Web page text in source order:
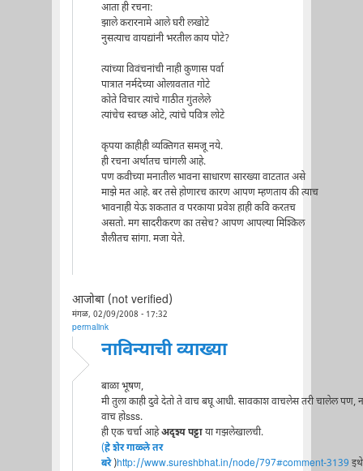
आता ही रचना:
झाले करारनामे आले घरी लखोटे
नुसत्याच वायद्यांनी भरतील काय पोटे?
त्यांच्या विवंचनांची नाही कुणास पर्वा
पात्रात नर्मदेच्या ओलावतात गोटे
कोते विचार त्यांचे गाठीत गुंतलेले
त्यांचेच स्वच्छ ओटे, त्यांचे पवित्र लोटे
कृपया काहीही व्यक्तिगत समजू नये.
ही रचना अर्थातच चांगली आहे.
पण कवीच्या मनातील भावना साधारण सारख्या वाटतात असे
माझे मत आहे. बर तसे होणारच कारण आपण म्हणताय की त्याच
भावनाही येऊ शकतात व परकाया प्रवेश हाही कवि करतच
असतो. मग सादरीकरण का तसेच? आपण आपल्या मिश्किल
शैलीतच सांगा. मजा येते.
आजोबा (not verified)
मंगळ, 02/09/2008 - 17:32
permalink
नाविन्याची व्याख्या
बाळा भूषण,
मी तुला काही दुवे देतो ते वाच बघू आधी. सावकाश वाचलेस तरी चालेल पण,
वाच होsss.
ही एक चर्चा आहेअदृश्य पट्टाया गझलेखालची.
(हे शेर गाळ्ले तर
बरे )http://www.sureshbhat.in/node/797#comment-3139 इथे